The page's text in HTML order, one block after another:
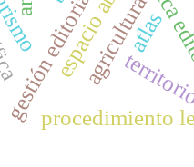
agricultura
procedimiento
atlas